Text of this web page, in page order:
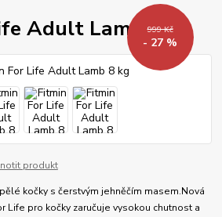
Adult Lamb 8 kg
999 Kč
- 27 %
produkt
kočky s čerstvým jehněčím masem.Nová
Life pro kočky zaručuje vysokou chutnost a